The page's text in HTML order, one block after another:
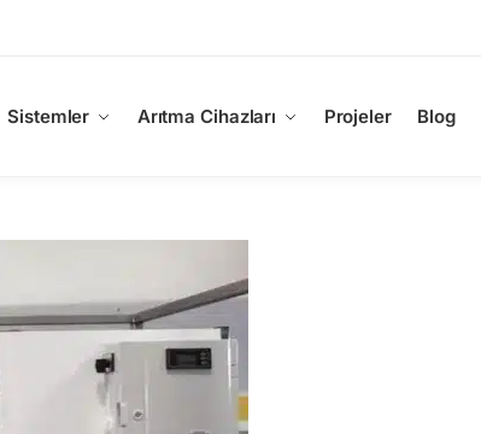
Sistemler Arıtma Cihazları Projeler Blog
Ara